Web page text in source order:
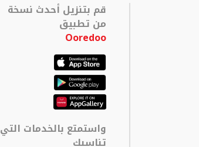
قم بتنزيل أحدث نسخة
من تطبيق
Ooredoo
واستمتع بالخدمات التي
تناسبك